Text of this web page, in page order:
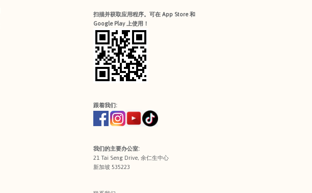
扫描并获取应用程序。可在 App Store 和
Google Play 上使用！
跟着我们:
我们的主要办公室:
21 Tai Seng Drive, 余仁生中心
新加坡 535223